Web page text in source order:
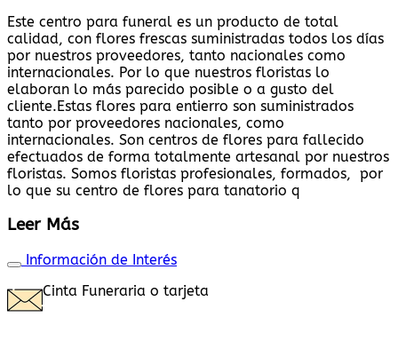
Este centro para funeral es un producto de total
calidad, con flores frescas suministradas todos los días
por nuestros proveedores, tanto nacionales como
internacionales. Por lo que nuestros floristas lo
elaboran lo más parecido posible o a gusto del
cliente.Estas flores para entierro son suministrados
tanto por proveedores nacionales, como
internacionales. Son centros de flores para fallecido
efectuados de forma totalmente artesanal por nuestros
floristas. Somos floristas profesionales, formados, por
lo que su centro de flores para tanatorio q
Leer Más
Información de Interés
Cinta Funeraria o tarjeta